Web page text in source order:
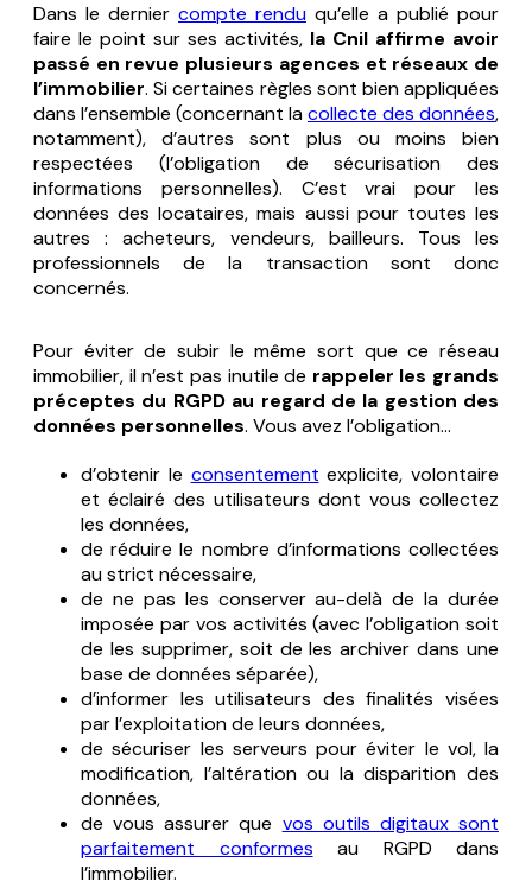
Dans le dernier compte rendu qu’elle a publié pour
faire le point sur ses activités, la Cnil affirme avoir
passé en revue plusieurs agences et réseaux de
l’immobilier. Si certaines règles sont bien appliquées
dans l’ensemble (concernant lacollecte des données,
notamment), d’autres sont plus ou moins bien
respectées (l’obligation de sécurisation des
informations personnelles). C’est vrai pour les
données des locataires, mais aussi pour toutes les
autres : acheteurs, vendeurs, bailleurs. Tous les
professionnels de la transaction sont donc
concernés.
Pour éviter de subir le même sort que ce réseau
immobilier, il n’est pas inutile de rappeler les grands
préceptes du RGPD au regard de la gestion des
données personnelles. Vous avez l’obligation…
d’obtenir le consentement explicite, volontaire
et éclairé des utilisateurs dont vous collectez
les données,
de réduire le nombre d’informations collectées
au strict nécessaire,
de ne pas les conserver au-delà de la durée
imposée par vos activités (avec l’obligation soit
de les supprimer, soit de les archiver dans une
base de données séparée),
d’informer les utilisateurs des finalités visées
par l’exploitation de leurs données,
de sécuriser les serveurs pour éviter le vol, la
modification, l’altération ou la disparition des
données,
de vous assurer que vos outils digitaux sont
parfaitement conformes au RGPD dans
l’immobilier.